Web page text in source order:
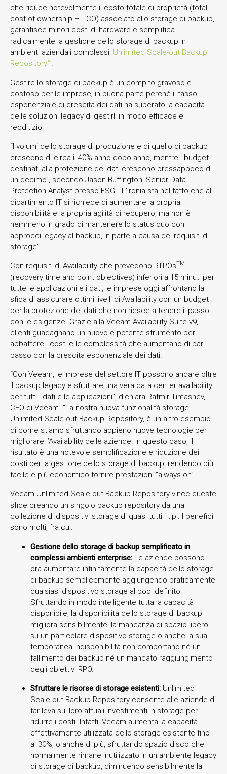
che riduce notevolmente il costo totale di proprietà (total
cost of ownership – TCO) associato allo storage di backup,
garantisce minori costi di hardware e semplifica
radicalmente la gestione dello storage di backup in
ambienti aziendali complessi: Unlimited Scale-out Backup
Repository™.
Gestire lo storage di backup è un compito gravoso e
costoso per le imprese; in buona parte perché il tasso
esponenziale di crescita dei dati ha superato la capacità
delle soluzioni legacy di gestirli in modo efficace e
redditizio.
“I volumi dello storage di produzione e di quello di backup
crescono di circa il 40% anno dopo anno, mentre i budget
destinati alla protezione dei dati crescono pressappoco di
un decimo”, secondo Jason Buffington, Senior Data
Protection Analyst presso ESG. “L’ironia sta nel fatto che al
dipartimento IT si richiede di aumentare la propria
disponibilità e la propria agilità di recupero, ma non è
nemmeno in grado di mantenere lo status quo con
approcci legacy al backup, in parte a causa dei requisiti di
storage”.
Con requisiti di Availability che prevedono RTPOsTM
(recovery time and point objectives) inferiori a 15 minuti per
tutte le applicazioni e i dati, le imprese oggi affrontano la
sfida di assicurare ottimi livelli di Availability con un budget
per la protezione dei dati che non riesce a tenere il passo
con le esigenze. Grazie alla Veeam Availability Suite v9, i
clienti guadagnano un nuovo e potente strumento per
abbattere i costi e le complessità che aumentano di pari
passo con la crescita esponenziale dei dati.
“Con Veeam, le imprese del settore IT possono andare oltre
il backup legacy e sfruttare una vera data center availability
per tutti i dati e le applicazioni”, dichiara Ratmir Timashev,
CEO di Veeam. “La nostra nuova funzionalità storage,
Unlimited Scale-out Backup Repository, è un altro esempio
di come stiamo sfruttando appieno nuove tecnologie per
migliorare l’Availability delle aziende. In questo caso, il
risultato è una notevole semplificazione e riduzione dei
costi per la gestione dello storage di backup, rendendo più
facile e più economico fornire prestazioni “always-on”.
Veeam Unlimited Scale-out Backup Repository vince queste
sfide creando un singolo backup repository da una
collezione di dispositivi storage di quasi tutti i tipi. I benefici
sono molti, fra cui:
Gestione dello storage di backup semplificato in
complessi ambienti enterprise: Le aziende possono
ora aumentare infinitamente la capacità dello storage
di backup semplicemente aggiungendo praticamente
qualsiasi dispositivo storage al pool definito.
Sfruttando in modo intelligente tutta la capacità
disponibile, la disponibilità dello storage di backup
migliora sensibilmente: la mancanza di spazio libero
su un particolare dispositivo storage o anche la sua
temporanea indisponibilità non comportano né un
fallimento dei backup né un mancato raggiungimento
degli obiettivi RPO.
Sfruttare le risorse di storage esistenti: Unlimited
Scale-out Backup Repository consente alle aziende di
far leva sui loro attuali investimenti in storage per
ridurre i costi. Infatti, Veeam aumenta la capacità
effettivamente utilizzata dello storage esistente fino
al 30%, o anche di più, sfruttando spazio disco che
normalmente rimane inutilizzato in un ambiente legacy
di storage di backup, diminuendo sensibilmente la